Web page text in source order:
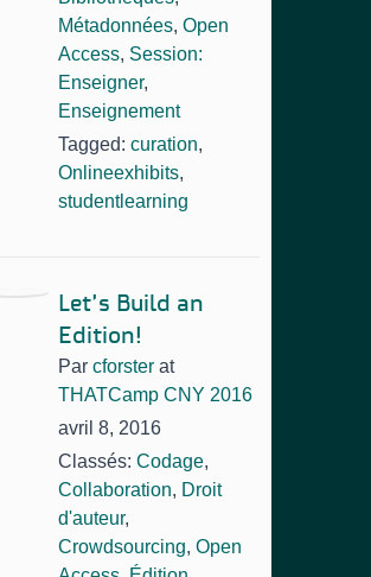
Métadonnées, Open
Access, Session:
Enseigner,
Enseignement
Tagged: curation,
Onlineexhibits,
studentlearning
Let’s Build an
Edition!
Par cforster at
THATCamp CNY 2016
avril 8, 2016
Classés: Codage,
Collaboration, Droit
d'auteur,
Crowdsourcing, Open